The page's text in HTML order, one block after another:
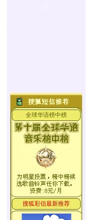
全球华语榜中榜
搜狐彩信最新推荐